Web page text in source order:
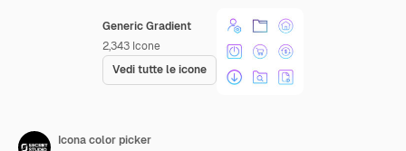
Generic Gradient
2,343 Icone
Vedi tutte le icone
Icona color picker